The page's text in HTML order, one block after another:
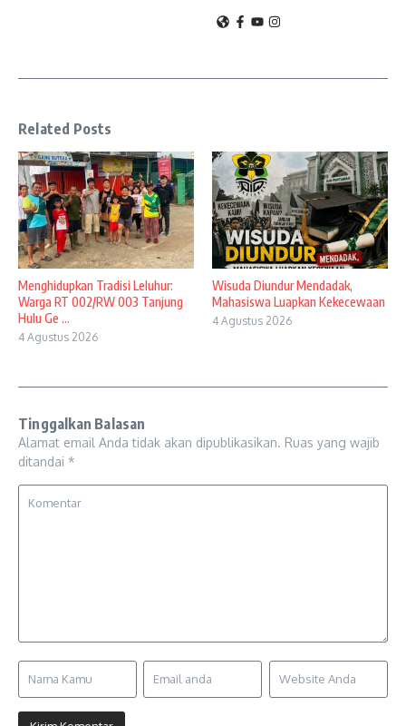
Related Posts
Menghidupkan Tradisi Leluhur:
Warga RT 002/RW 003 Tanjung
Hulu Ge ...
4 Agustus 2026
Wisuda Diundur Mendadak,
Mahasiswa Luapkan Kekecewaan
4 Agustus 2026
Tinggalkan Balasan
Alamat email Anda tidak akan dipublikasikan. Ruas yang wajib
ditandai *